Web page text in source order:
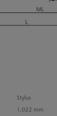
Stylus
1,022 mm